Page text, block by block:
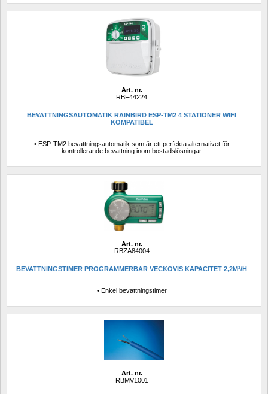
Art. nr.
RBF44224
BEVATTNINGSAUTOMATIK RAINBIRD ESP-TM2 4 STATIONER WIFI
KOMPATIBEL
• ESP-TM2 bevattningsautomatik som är ett perfekta alternativet för
kontrollerande bevattning inom bostadslösningar
Art. nr.
RBZA84004
BEVATTNINGSTIMER PROGRAMMERBAR VECKOVIS KAPACITET 2,2M³/H
• Enkel bevattningstimer
Art. nr.
RBMV1001